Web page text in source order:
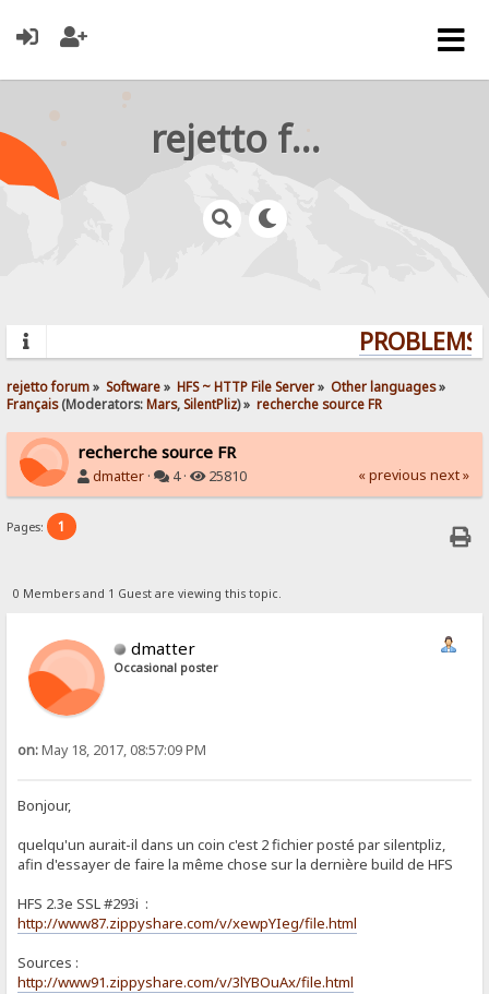
rejetto forum
rejetto forum» Software» HFS ~ HTTP File Server» Other languages»
Français(Moderators:Mars,SilentPliz) » recherche source FR
recherche source FR
dmatter · 4 · 25810 « previous next »
Pages: 1
0 Members and 1 Guest are viewing this topic.
dmatter
Occasional poster
on:May 18, 2017, 08:57:09 PM
Bonjour,
quelqu'un aurait-il dans un coin c'est 2 fichier posté par silentpliz,
afin d'essayer de faire la même chose sur la dernière build de HFS
HFS 2.3e SSL #293i :
http://www87.zippyshare.com/v/xewpYIeg/file.html
Sources :
http://www91.zippyshare.com/v/3lYBOuAx/file.html